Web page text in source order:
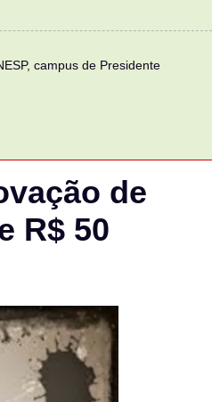
campus de Presidente
de
R$ 50